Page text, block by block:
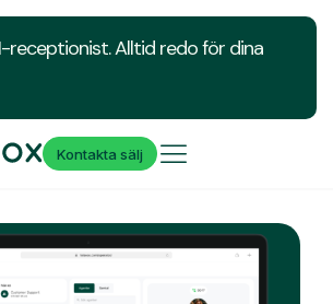
receptionist. Alltid redo för dina
Kontakta sälj